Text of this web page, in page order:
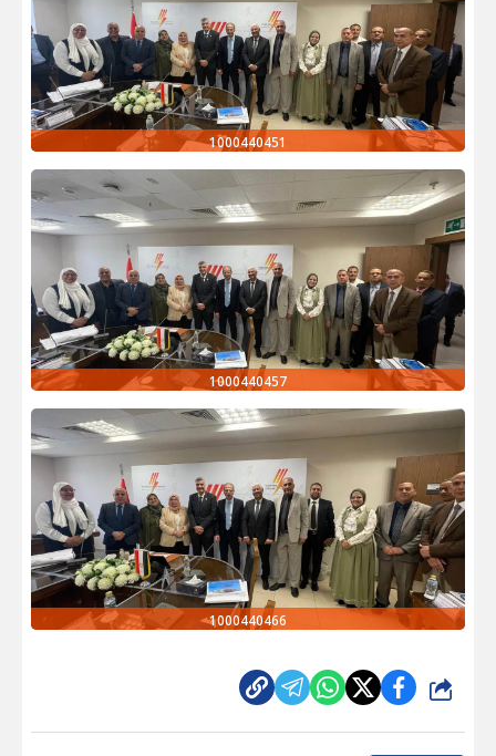
1000440451
1000440457
1000440466
شارك